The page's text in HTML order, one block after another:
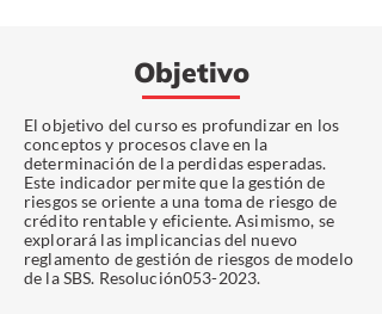
Objetivo
El objetivo del curso es profundizar en los
conceptos y procesos clave en la
determinación de la perdidas esperadas.
Este indicador permite que la gestión de
riesgos se oriente a una toma de riesgo de
crédito rentable y eficiente. Asimismo, se
explorará las implicancias del nuevo
reglamento de gestión de riesgos de modelo
de la SBS. Resolución053-2023.